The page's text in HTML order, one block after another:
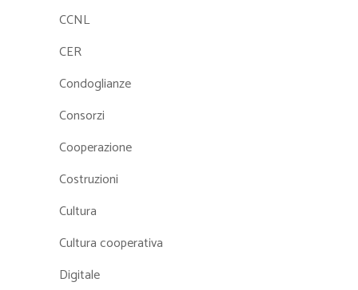
CCNL
CER
Condoglianze
Consorzi
Cooperazione
Costruzioni
Cultura
Cultura cooperativa
Digitale